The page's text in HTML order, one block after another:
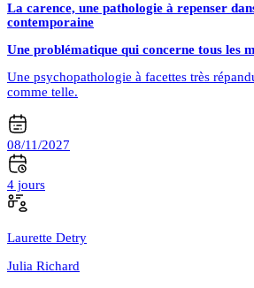
La carence, une pathologie à repenser
contemporaine
Une problématique qui concerne tous les
Une psychopathologie à facettes très
comme telle.
08/11/2027
4 jours
Laurette Detry
Julia Richard